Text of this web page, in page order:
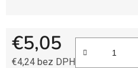
€5,05
€4,24 bez DPH